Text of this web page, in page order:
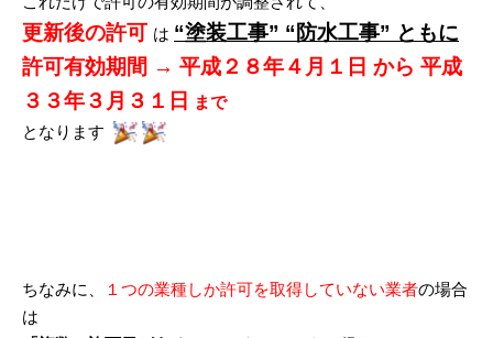
更新後の許可 は “塗装工事” “防水工事” ともに
許可有効期間 → 平成２８年４月１日 から 平成
３３年３月３１日
まで
となります
ちなみに、 １つの業種しか許可を取得していない業者の場合
は